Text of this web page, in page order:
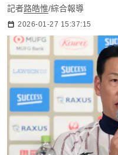
記者路皓惟/綜合報導
2026-01-27 15:37:15